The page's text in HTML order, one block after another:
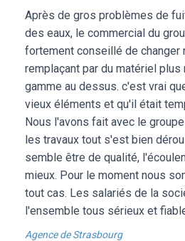
Après de gros problèmes de
des eaux, le commercial du
fortement conseillé de changer
remplaçant par du matériel plus
gamme au dessus. c'est vrai
vieux éléments et qu'il était
Nous l'avons fait avec le
les travaux tout s'est bien
semble être de qualité,
mieux. Pour le moment nous
tout cas. Les salariés de la
l'ensemble tous sérieux et
Agence de Strasbourg